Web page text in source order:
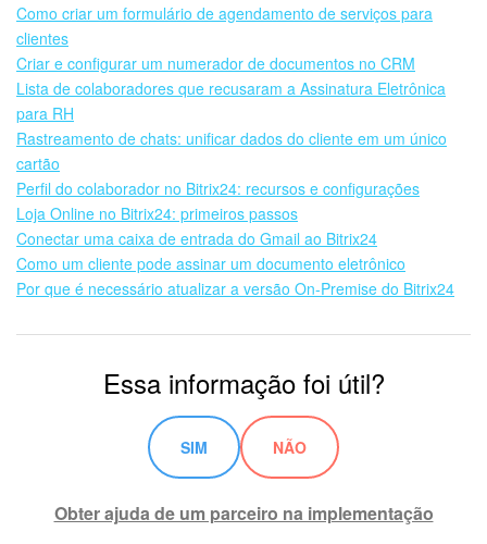
Como criar um formulário de agendamento de serviços para
clientes
Criar e configurar um numerador de documentos no CRM
Lista de colaboradores que recusaram a Assinatura Eletrônica
para RH
Rastreamento de chats: unificar dados do cliente em um único
cartão
Perfil do colaborador no Bitrix24: recursos e configurações
Loja Online no Bitrix24: primeiros passos
Conectar uma caixa de entrada do Gmail ao Bitrix24
Como um cliente pode assinar um documento eletrônico
Por que é necessário atualizar a versão On-Premise do Bitrix24
Essa informação foi útil?
SIM NÃO
Obter ajuda de um parceiro na implementação